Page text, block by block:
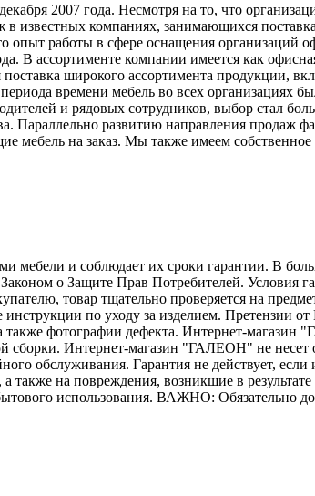
2007 года. Несмотря на то, что
известных компаниях, занимающихся
опыт работы в сфере оснащения организаций
В ассортименте компании имеется как
широкого ассортимента продукции,
времени мебель во всех
и рядовых сотрудников, выбор стал
Параллельно развитию направления продаж
мебель на заказ. Мы также имеем
и соблюдает их сроки гарантии. В
о Защите Прав Потребителей. Условия
товар тщательно проверяется на
инструкции по уходу за изделием. Претензии
также фотографии дефекта. Интернет-
сборки. Интернет-магазин "ГАЛЕОН" не несет
обслуживания. Гарантия не действует,
на повреждения, возникшие в
использования. ВАЖНО: Обязательно